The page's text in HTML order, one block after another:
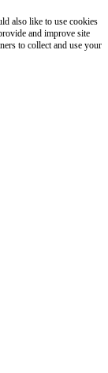
also like to use cookies
and improve site
to collect and use your